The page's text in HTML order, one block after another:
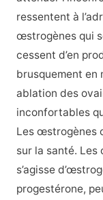
ressentent à
œstrogènes qui
cessent d’en
brusquement en
ablation des
inconfortables
Les œstrogènes
sur la santé. Les
s’agisse
progestérone,